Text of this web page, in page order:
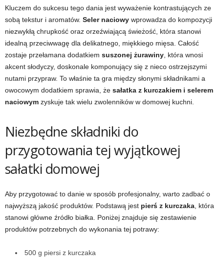
Kluczem do sukcesu tego dania jest wyważenie kontrastujących ze
sobą tekstur i aromatów. Seler naciowy wprowadza do kompozycji
niezwykłą chrupkość oraz orzeźwiającą świeżość, która stanowi
idealną przeciwwagę dla delikatnego, miękkiego mięsa. Całość
zostaje przełamana dodatkiem suszonej żurawiny , która wnosi
akcent słodyczy, doskonale komponujący się z nieco ostrzejszymi
nutami przypraw. To właśnie ta gra między słonymi składnikami a
owocowym dodatkiem sprawia, że sałatka z kurczakiem i selerem
naciowym zyskuje tak wielu zwolenników w domowej kuchni.
Niezbędne składniki do
przygotowania tej wyjątkowej
sałatki domowej
Aby przygotować to danie w sposób profesjonalny, warto zadbać o
najwyższą jakość produktów. Podstawą jest pierś z kurczaka , która
stanowi główne źródło białka. Poniżej znajduje się zestawienie
produktów potrzebnych do wykonania tej potrawy:
500 g piersi z kurczaka